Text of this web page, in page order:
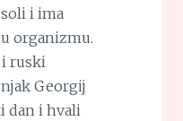
i ima
organizmu.
i ruski
Georgij
dan i hvali